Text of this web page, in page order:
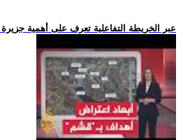
.. عبر الخريطة التفاعلية تعرف على أهمية